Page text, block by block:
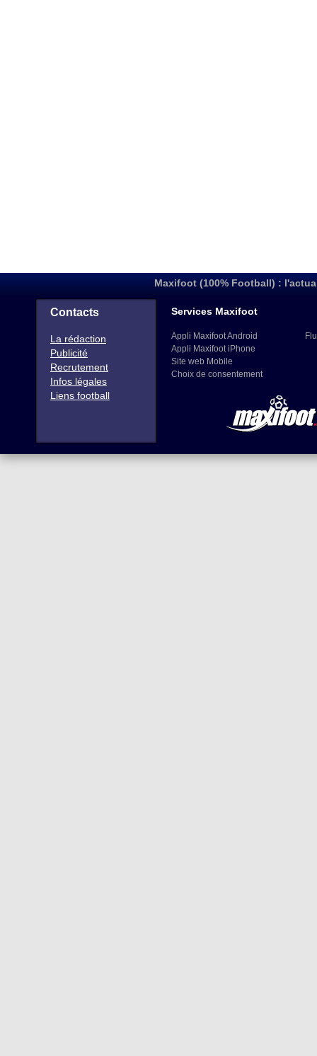
Maxifoot (100% Football) :
Contacts
La rédaction
Publicité
Recrutement
Infos légales
Liens football
Services Maxifoot
Appli Maxifoot Android
Appli Maxifoot iPhone
Site web Mobile
Choix de consentement